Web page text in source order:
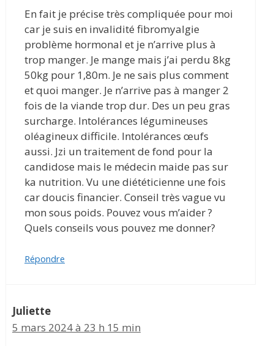
En fait je précise très compliquée pour moi
car je suis en invalidité fibromyalgie
problème hormonal et je n’arrive plus à
trop manger. Je mange mais j’ai perdu 8kg
50kg pour 1,80m. Je ne sais plus comment
et quoi manger. Je n’arrive pas à manger 2
fois de la viande trop dur. Des un peu gras
surcharge. Intolérances légumineuses
oléagineux difficile. Intolérances œufs
aussi. Jzi un traitement de fond pour la
candidose mais le médecin maide pas sur
ka nutrition. Vu une diététicienne une fois
car doucis financier. Conseil très vague vu
mon sous poids. Pouvez vous m’aider ?
Quels conseils vous pouvez me donner?
Répondre
Juliette
5 mars 2024 à 23 h 15 min